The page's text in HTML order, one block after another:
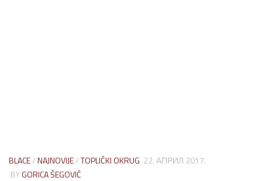
BLACE/NAJNOVIJE/TOPLIČKI OKRUG 22. АПРИЛ 2017.
BYGORICA ŠEGOVIĆ